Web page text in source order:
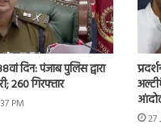
दिन: पंजाब पुलिस द्वारा
260 गिरफ्तार
PM
27